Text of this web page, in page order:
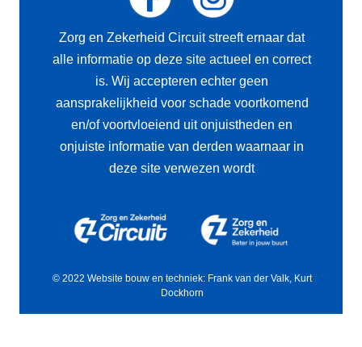
Zorg en Zekerheid Circuit streeft ernaar dat
alle informatie op deze site actueel en correct
is. Wij accepteren echter geen
aansprakelijkheid voor schade voortkomend
en/of voortvloeiend uit onjuistheden en
onjuiste informatie van derden waarnaar in
deze site verwezen wordt
© 2022 Website bouw en techniek: Frank van der Valk, Kurt
Dockhorn